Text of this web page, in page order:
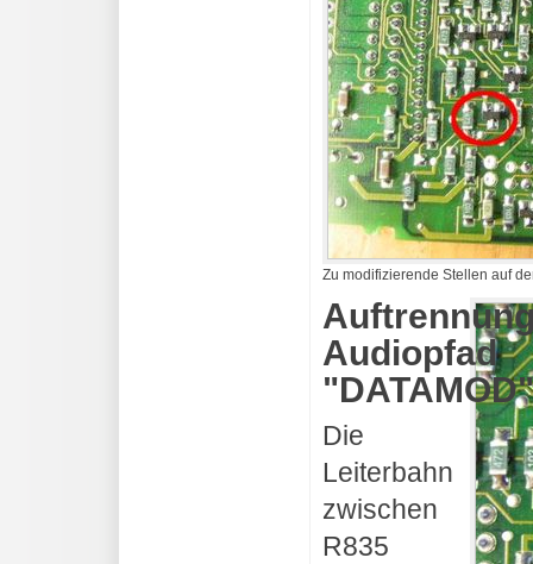
Zu modifizierende Stellen auf
Audiopfad
"DATAMOD"
Die
Leiterbahn
zwischen
R835